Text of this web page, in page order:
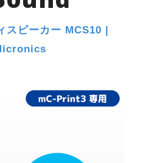
スピーカー MCS10 |